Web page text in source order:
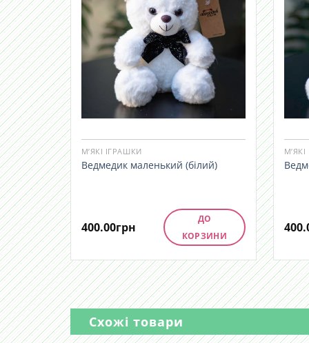
М’ЯКІ ІГРАШКИ
Ведмедик маленький (білий)
400.00грн
ДО
КОРЗИНИ
Схожі товари